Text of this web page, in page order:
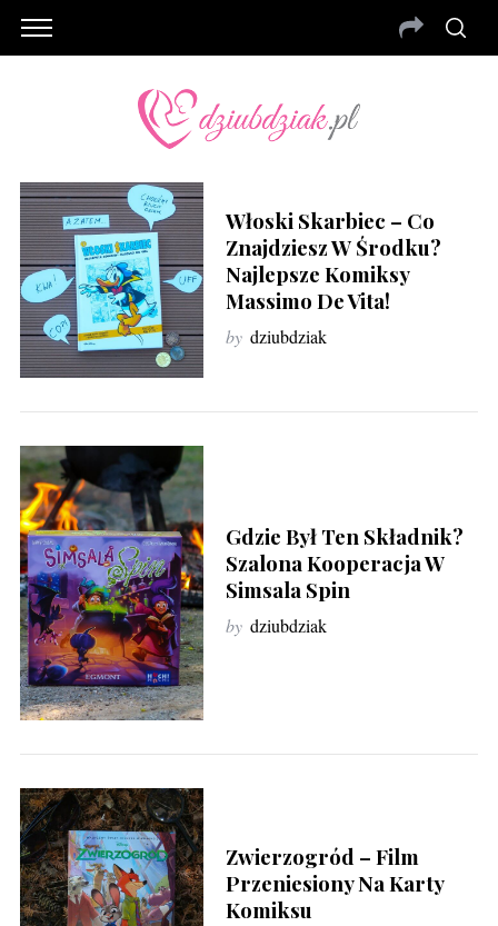
Włoski Skarbiec – Co
Znajdziesz W Środku?
Najlepsze Komiksy
Massimo De Vita!
by dziubdziak
Gdzie Był Ten Składnik?
Szalona Kooperacja W
Simsala Spin
by dziubdziak
Zwierzogród – Film
Przeniesiony Na Karty
Komiksu